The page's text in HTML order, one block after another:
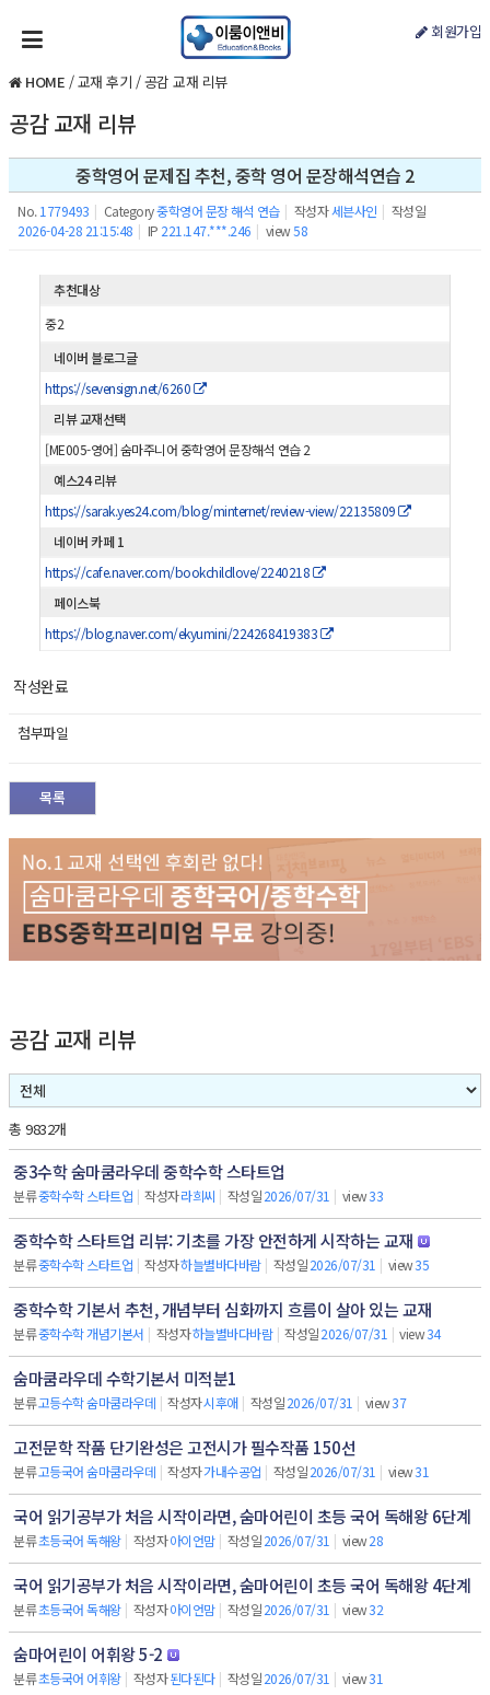
회원가입
HOME /교재 후기 /공감 교재 리뷰
공감 교재 리뷰
중학영어 문제집 추천, 중학 영어 문장해석연습 2
No. 1779493 | Category중학영어 문장 해석 연습 | 작성자세븐사인 | 작성일
2026-04-28 21:15:48 | IP 221.147.***.246 | view58
추천대상
중2
네이버 블로그글
https://sevensign.net/6260
리뷰 교재선택
[ME005-영어] 숨마주니어 중학영어 문장해석 연습 2
예스24 리뷰
https://sarak.yes24.com/blog/minternet/review-view/22135809
네이버 카페 1
https://cafe.naver.com/bookchildlove/2240218
페이스북
https://blog.naver.com/ekyumini/224268419383
작성완료
첨부파일
목록
공감 교재 리뷰
총 9832개
중3수학 숨마쿰라우데 중학수학 스타트업
분류중학수학 스타트업 | 작성자라희씨 | 작성일2026/07/31 | view33
중학수학 스타트업 리뷰: 기초를 가장 안전하게 시작하는 교재
분류중학수학 스타트업 | 작성자하늘별바다바람 | 작성일2026/07/31 | view35
중학수학 기본서 추천, 개념부터 심화까지 흐름이 살아 있는 교재
분류중학수학 개념기본서 | 작성자하늘별바다바람 | 작성일2026/07/31 | view34
숨마쿰라우데 수학기본서 미적분1
분류고등수학 숨마쿰라우데 | 작성자시후애 | 작성일2026/07/31 | view37
고전문학 작품 단기완성은 고전시가 필수작품 150선
분류고등국어 숨마쿰라우데 | 작성자가내수공업 | 작성일2026/07/31 | view31
국어 읽기공부가 처음 시작이라면, 숨마어린이 초등 국어 독해왕 6단계
분류초등국어 독해왕 | 작성자아이언맘 | 작성일2026/07/31 | view28
국어 읽기공부가 처음 시작이라면, 숨마어린이 초등 국어 독해왕 4단계
분류초등국어 독해왕 | 작성자아이언맘 | 작성일2026/07/31 | view32
숨마어린이 어휘왕 5-2
분류초등국어 어휘왕 | 작성자된다된다 | 작성일2026/07/31 | view31